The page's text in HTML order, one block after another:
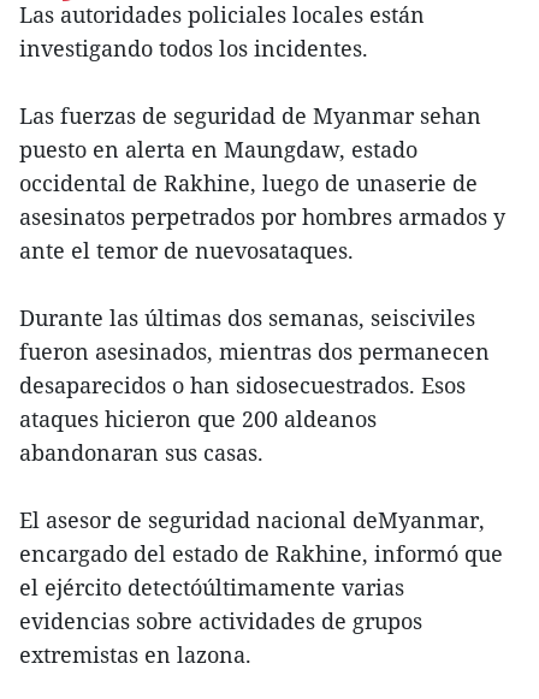
Las autoridades policiales locales están
investigando todos los incidentes.
Las fuerzas de seguridad de Myanmar sehan
puesto en alerta en Maungdaw, estado
occidental de Rakhine, luego de unaserie de
asesinatos perpetrados por hombres armados y
ante el temor de nuevosataques.
Durante las últimas dos semanas, seisciviles
fueron asesinados, mientras dos permanecen
desaparecidos o han sidosecuestrados. Esos
ataques hicieron que 200 aldeanos
abandonaran sus casas.
El asesor de seguridad nacional deMyanmar,
encargado del estado de Rakhine, informó que
el ejército detectóúltimamente varias
evidencias sobre actividades de grupos
extremistas en lazona.